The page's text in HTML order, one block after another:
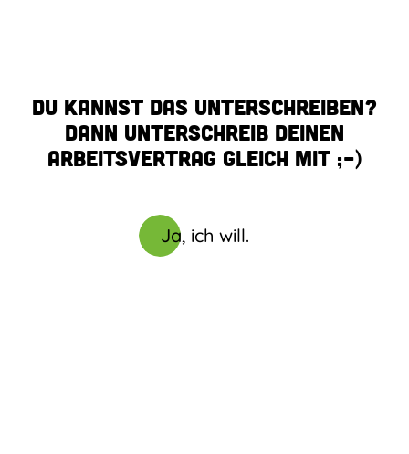
Du kannst das unterschreiben?
Dann unterschreib deinen
Arbeitsvertrag gleich mit ;-)
Ja, ich will.